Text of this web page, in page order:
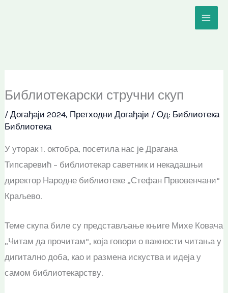
Библиотекарски стручни скуп
/Догађаји 2024, Претходни Догађаји / Од: Библиотека
Библиотека
У уторак 1. октобра, посетила нас је Драгана
Типсаревић – библиотекар саветник и некадашњи
директор Народне библиотеке „Стефан Првовенчани“
Краљево.
Теме скупа биле су представљање књиге Михе Ковача
„Читам да прочитам“, која говори о важности читања у
дигитално доба, као и размена искуства и идеја у
самом библиотекарству.